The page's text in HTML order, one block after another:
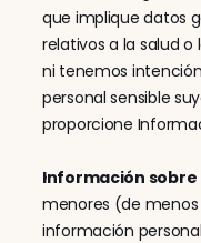
que implique datos
relativos a la salud o
ni tenemos
personal sensible
proporcione
Información
menores (de menos
información